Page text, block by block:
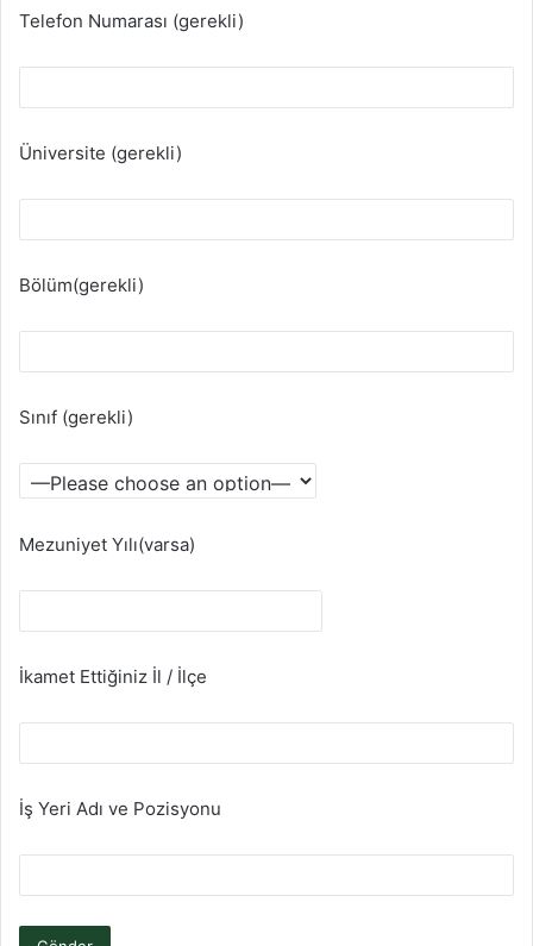
Telefon Numarası (gerekli)
Üniversite (gerekli)
Bölüm(gerekli)
Sınıf (gerekli)
Mezuniyet Yılı(varsa)
İkamet Ettiğiniz İl / İlçe
İş Yeri Adı ve Pozisyonu